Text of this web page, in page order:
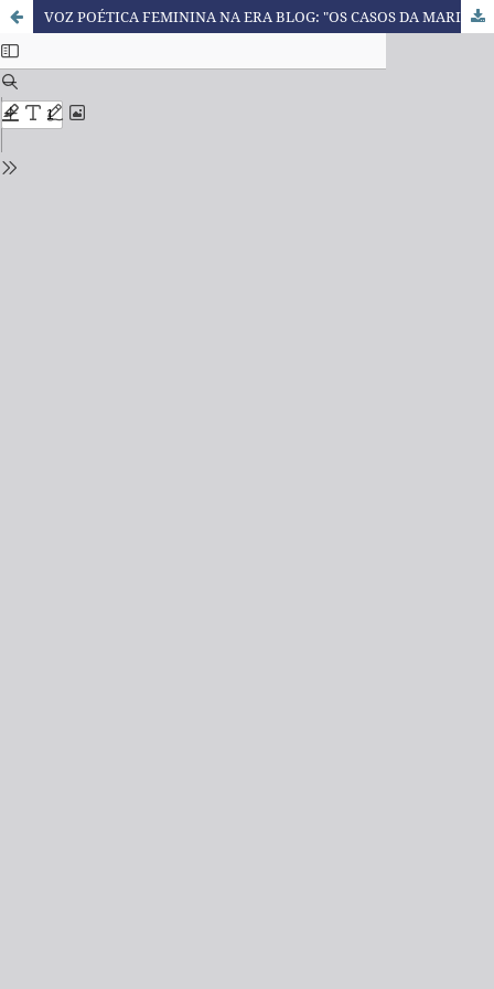
VOZ POÉTICA FEMININA NA ERA BLOG: "OS CASOS DA MARIA CLARA"